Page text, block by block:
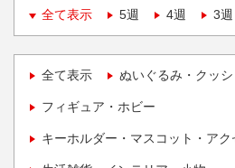
全て表示
5週 4週 3週
全て表示 ぬいぐるみ・クッ
フィギュア・ホビー
キーホルダー・マスコット・アク